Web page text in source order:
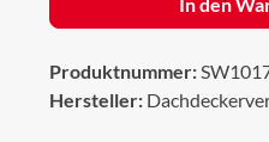
Produktnummer:
Hersteller: